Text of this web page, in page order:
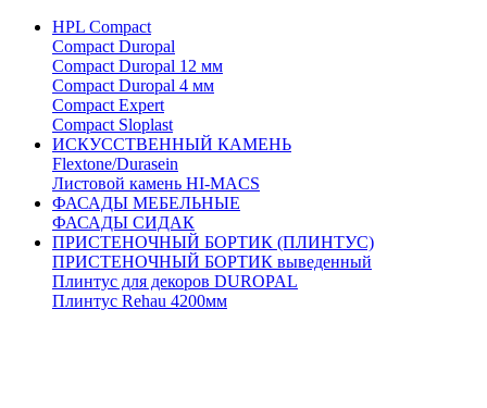
HPL Compact
Compact Duropal
Compact Duropal 12 мм
Compact Duropal 4 мм
Compact Expert
Compact Sloplast
ИСКУССТВЕННЫЙ КАМЕНЬ
Flextone/Durasein
Листовой камень HI-MACS
ФАСАДЫ МЕБЕЛЬНЫЕ
ФАСАДЫ СИДАК
ПРИСТЕНОЧНЫЙ БОРТИК (ПЛИНТУС)
ПРИСТЕНОЧНЫЙ БОРТИК выведенный
Плинтус для декоров DUROPAL
Плинтус Rehau 4200мм